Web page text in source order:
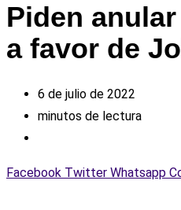
Piden
a favor de
6 de julio de 2022
minutos de lectura
Facebook Twitter Whatsapp